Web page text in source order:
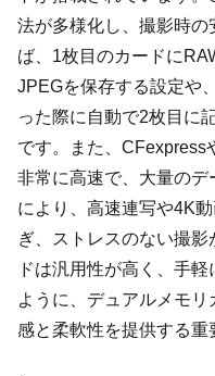
法が多様化し、撮影時の
ば、1枚目のカードに
JPEGを保存する設定や
った際に自動で2枚目に
です。また、CFexpress
非常に高速で、大量の
により、高速連写や4K
ぎ、ストレスのない撮
ドは汎用性が高く、手
ように、デュアルメモ
感と柔軟性を提供する重